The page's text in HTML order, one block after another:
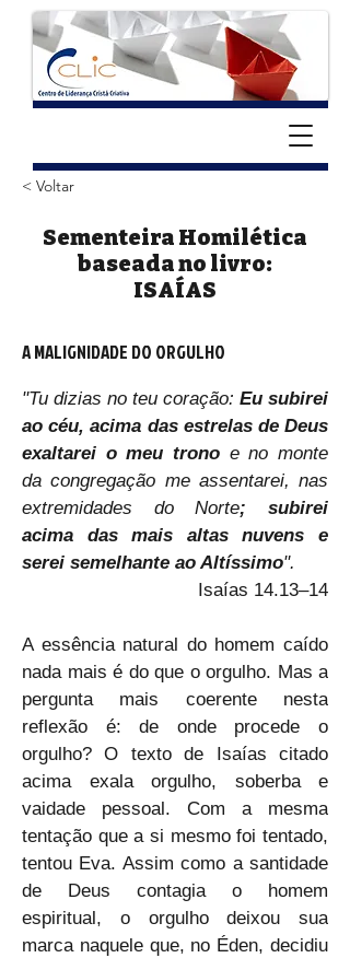
< Voltar
Sementeira Homilética
baseada no livro:
ISAÍAS
A MALIGNIDADE DO ORGULHO
"Tu dizias no teu coração: Eu subirei
ao céu, acima das estrelas de Deus
exaltarei o meu trono e no monte
da congregação me assentarei, nas
extremidades do Norte; subirei
acima das mais altas nuvens e
serei semelhante ao Altíssimo".
Isaías 14.13–14
A essência natural do homem caído
nada mais é do que o orgulho. Mas a
pergunta mais coerente nesta
reflexão é: de onde procede o
orgulho? O texto de Isaías citado
acima exala orgulho, soberba e
vaidade pessoal. Com a mesma
tentação que a si mesmo foi tentado,
tentou Eva. Assim como a santidade
de Deus contagia o homem
espiritual, o orgulho deixou sua
marca naquele que, no Éden, decidiu